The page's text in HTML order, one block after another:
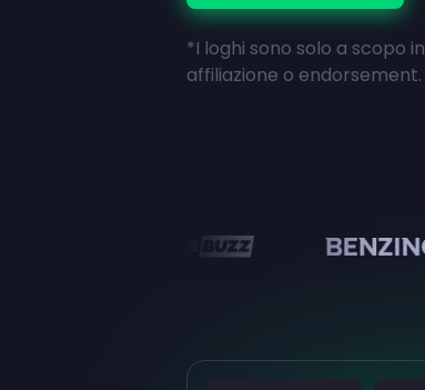
*I loghi sono solo a scopo
affiliazione o endorsement.